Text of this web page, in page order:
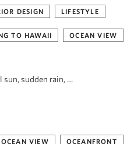
DESIGN LIFESTYLE
TO HAWAII OCEAN VIEW
sun, sudden rain, …
OCEAN VIEW OCEANFRONT